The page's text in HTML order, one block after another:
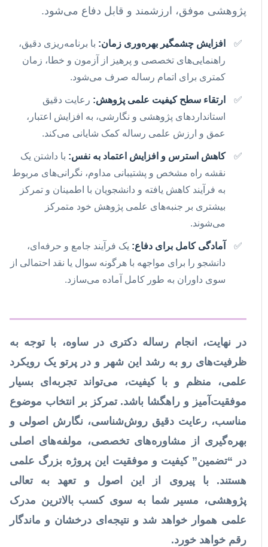
پژوهشی موفق، ارزشمند و قابل دفاع می‌شود.
افزایش چشمگیر بهره‌وری زمان:با برنامه‌ریزی دقیق،
راهنمایی‌های تخصصی و پرهیز از آزمون و خطا، زمان
کمتری برای اتمام رساله صرف می‌شود.
ارتقاء سطح کیفیت علمی پژوهش: رعایت دقیق
استانداردهای پژوهشی و نگارشی، به افزایش اعتبار،
عمق و ارزش علمی رساله کمک شایانی می‌کند.
کاهش استرس و افزایش اعتماد به نفس: با داشتن یک
نقشه راه مشخص و پشتیبانی مداوم، نگرانی‌های مربوط
به فرآیند کاهش یافته و دانشجویان با اطمینان و تمرکز
بیشتری بر جنبه‌های علمی پژوهش خود متمرکز
می‌شوند.
آمادگی کامل برای دفاع:یک فرآیند جامع و حرفه‌ای،
دانشجو را برای مواجهه با هرگونه سوال یا نقد احتمالی از
سوی داوران به طور کامل آماده می‌سازد.
در نهایت، انجام رساله دکتری در ساوه، با توجه به
ظرفیت‌های رو به رشد این شهر و در پرتو یک رویکرد
علمی، منظم و با کیفیت، می‌تواند تجربه‌ای بسیار
موفقیت‌آمیز و راهگشا باشد. تمرکز بر انتخاب موضوع
مناسب، رعایت دقیق روش‌شناسی، نگارش اصولی و
بهره‌گیری از مشاوره‌های تخصصی، مولفه‌های اصلی
در “تضمین” کیفیت و موفقیت این پروژه بزرگ علمی
هستند. با پیروی از این اصول و تعهد به تعالی
پژوهشی، مسیر شما به سوی کسب بالاترین مدرک
علمی هموار خواهد شد و نتیجه‌ای درخشان و ماندگار
رقم خواهد خورد.